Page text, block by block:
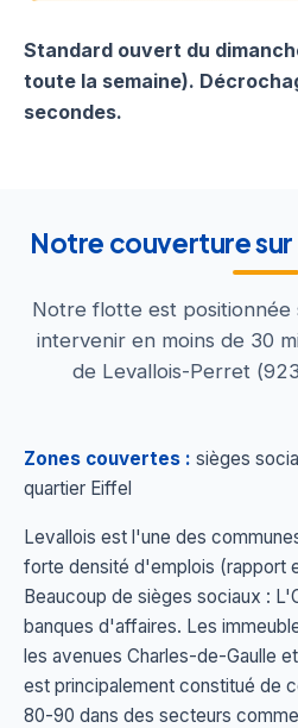
Standard ouvert du
toute la semaine).
secondes.
Notre couverture
Notre flotte est
intervenir en moins de 30
de Levallois-Perret
Zones couvertes : sièges
quartier Eiffel
Levallois est l'une des
forte densité d'emplois (rapport
Beaucoup de sièges sociaux :
banques d'affaires. Les
les avenues Charles-de-Gaulle
est principalement constitué de
80-90 dans des secteurs